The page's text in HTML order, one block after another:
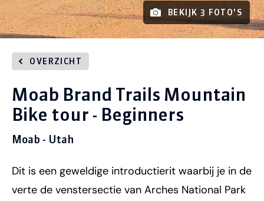
BEKIJK 3 FOTO'S
OVERZICHT
Moab Brand Trails Mountain
Bike tour - Beginners
Moab - Utah
Dit is een geweldige introductierit waarbij je in de
verte de venstersectie van Arches National Park